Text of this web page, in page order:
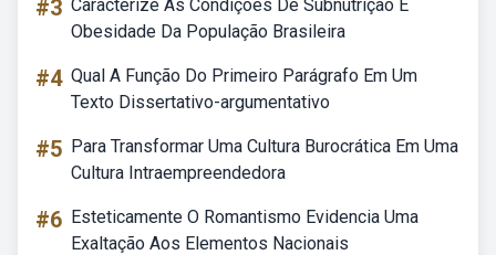
#3 Caracterize As Condições De Subnutrição E
Obesidade Da População Brasileira
#4 Qual A Função Do Primeiro Parágrafo Em Um
Texto Dissertativo-argumentativo
#5 Para Transformar Uma Cultura Burocrática Em Uma
Cultura Intraempreendedora
#6 Esteticamente O Romantismo Evidencia Uma
Exaltação Aos Elementos Nacionais